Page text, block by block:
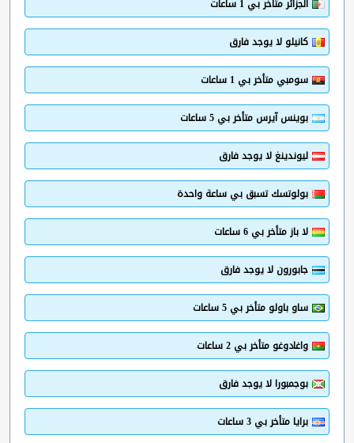
الجزائر متأخر بي 1 ساعات
كانيلو لا يوجد فارق
سومبي متأخر بي 1 ساعات
بوينس آيرس متأخر بي 5 ساعات
ليوندينغ لا يوجد فارق
بولوتسك تسبق بي ساعة واحدة
لا باز متأخر بي 6 ساعات
جابورون لا يوجد فارق
ساو باولو متأخر بي 5 ساعات
واغادوغو متأخر بي 2 ساعات
بوجمبورا لا يوجد فارق
برايا متأخر بي 3 ساعات